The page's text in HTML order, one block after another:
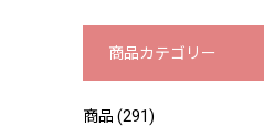
商品カテゴリー
商品 (291)